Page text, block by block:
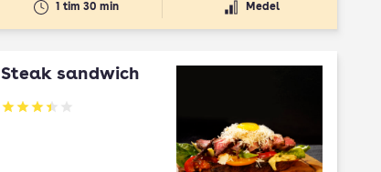
1 tim 30 min Medel
Steak sandwich
Betyg: 3.42 av 5